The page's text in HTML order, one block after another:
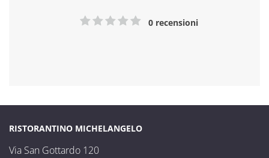
0 recensioni
RISTORANTINO MICHELANGELO
Via San Gottardo 120